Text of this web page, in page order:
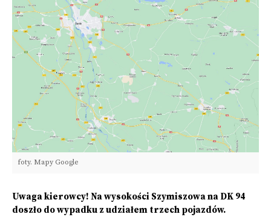
foty. Mapy Google
Uwaga kierowcy! Na wysokości Szymiszowa na DK 94
doszło do wypadku z udziałem trzech pojazdów.